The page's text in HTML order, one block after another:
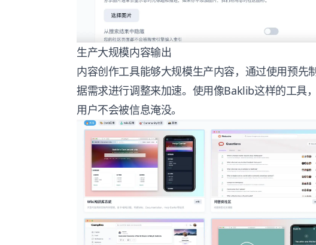
生产大规模内容输出
内容创作工具能够大规模生产内容，通过使用预先
据需求进行调整来加速。使用像Baklib这样的工具
用户不会被信息淹没。